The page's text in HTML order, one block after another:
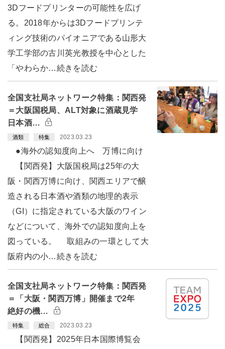
3Dフードプリンターの可能性を広げ
る。2018年からは3Dフードプリンテ
ィング技術のパイオニアである山形大
学工学部の古川英光教授を中心とした
「やわらか…続きを読む
全国支社局ネットワーク特集：関西発
＝大阪国税局、ALT対象に酒蔵見学
日本酒…
酒類 特集 2023.03.23
●海外の認知度向上へ 万博に向け
【関西発】大阪国税局は25年の大
阪・関西万博に向け、関西エリアで醸
造される日本酒や酒類の地理的表示
（GI）に指定されている大阪のワイン
などについて、海外での認知度向上を
図っている。 取組みの一環として大
阪府内の小…続きを読む
全国支社局ネットワーク特集：関西発
＝「大阪・関西万博」開催まで2年
絶好の機…
特集 総合 2023.03.23
【関西発】2025年日本国際博覧会